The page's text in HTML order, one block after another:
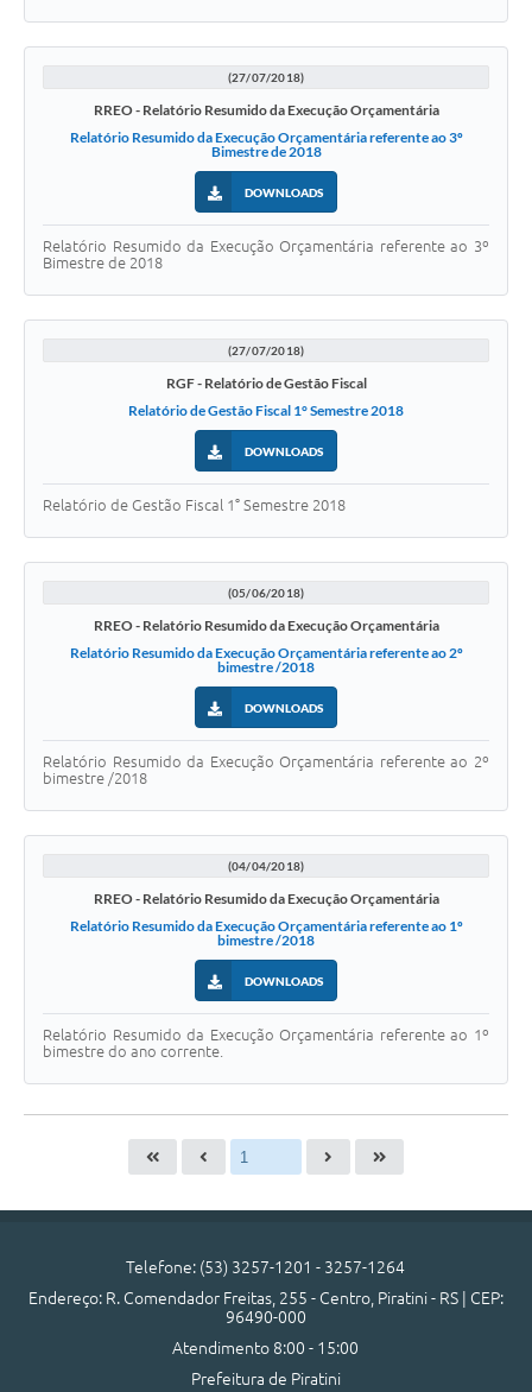
(27/07/2018)
RREO - Relatório Resumido da Execução Orçamentária
Relatório Resumido da Execução Orçamentária referente ao 3º
Bimestre de 2018
DOWNLOADS
Relatório Resumido da Execução Orçamentária referente ao 3º
Bimestre de 2018
(27/07/2018)
RGF - Relatório de Gestão Fiscal
Relatório de Gestão Fiscal 1° Semestre 2018
DOWNLOADS
Relatório de Gestão Fiscal 1° Semestre 2018
(05/06/2018)
RREO - Relatório Resumido da Execução Orçamentária
Relatório Resumido da Execução Orçamentária referente ao 2º
bimestre /2018
DOWNLOADS
Relatório Resumido da Execução Orçamentária referente ao 2º
bimestre /2018
(04/04/2018)
RREO - Relatório Resumido da Execução Orçamentária
Relatório Resumido da Execução Orçamentária referente ao 1º
bimestre /2018
DOWNLOADS
Relatório Resumido da Execução Orçamentária referente ao 1º
bimestre do ano corrente.
Telefone: (53) 3257-1201 - 3257-1264
Endereço: R. Comendador Freitas, 255 - Centro, Piratini - RS | CEP:
96490-000
Atendimento 8:00 - 15:00
Prefeitura de Piratini